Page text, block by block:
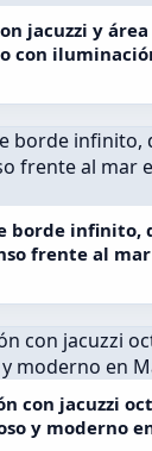
jacuzzi y
con
borde infinito,
frente al
con jacuzzi
y moderno